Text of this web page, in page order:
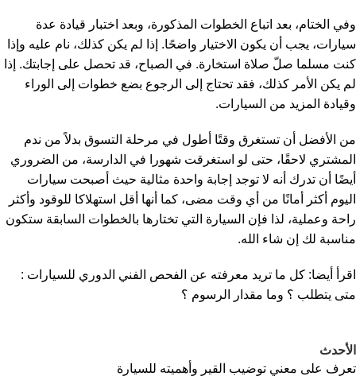
وفي الختام، بعد اتباع الخطوات المذكورة، وبعد اختبار قيادة عدة
سيارات، يجب أن يكون الاختيار واضحًا. إذا لم يكن كذلك، نام عليه وإذا
كنت مسلما صلّ صلاة استخارة. في الصباح، قد تحصل على إجابتك. إذا
لم يكن الأمر كذلك، فقد تحتاج إلى الرجوع بضع خطوات إلى الوراء
وقيادة المزيد من السيارات.
من الأفضل أن تستغرق وقتًا أطول في مرحلة التسوق بدلاً من ندم
المشتري لاحقًا، حتى لو استغرقت شهورا في الدارسة، من الضروري
أيضًا أن تدرك أنه لا توجد إجابة واحدة مثالية حيث أصبحت سيارات
اليوم أكثر أمانًا من أي وقت مضى، كما أنها أقل استهلاكا للوقود وأكثر
راحة وعملية، لذا فإن السيارة التي تختارها بالخطوات السابقة ستكون
مناسبة لك إن شاء الله.
اقرأ أيضا: كل ما تريد معرفته عن الفحص الفني الدوري للسيارات :
متى يتطلب ؟ وما مقدار الرسوم ؟
الأحدث
تعرف على معني توضيب القير وأهميته للسيارة